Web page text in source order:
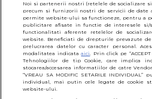
Noi si partenerii nostri (retelele de socializare
precum si furnizorii nostri de servicii de date
permite website-ului sa functioneze, pentru a
publicitare afisate in functie de interesele
functionalitati aferente retelelor de
website. Beneficiati de drepturile prevazute de
prelucrarea datelor cu caracter personal.
modalitatea indicataaici. Prin click pe
Tehnologiilor de tip Cookie, care implica
stocarea/accesarea informatiilor de catre
“VREAU SA MODIFIC SETARILE
individual, mai putin cele legate de cookie
website-ului.